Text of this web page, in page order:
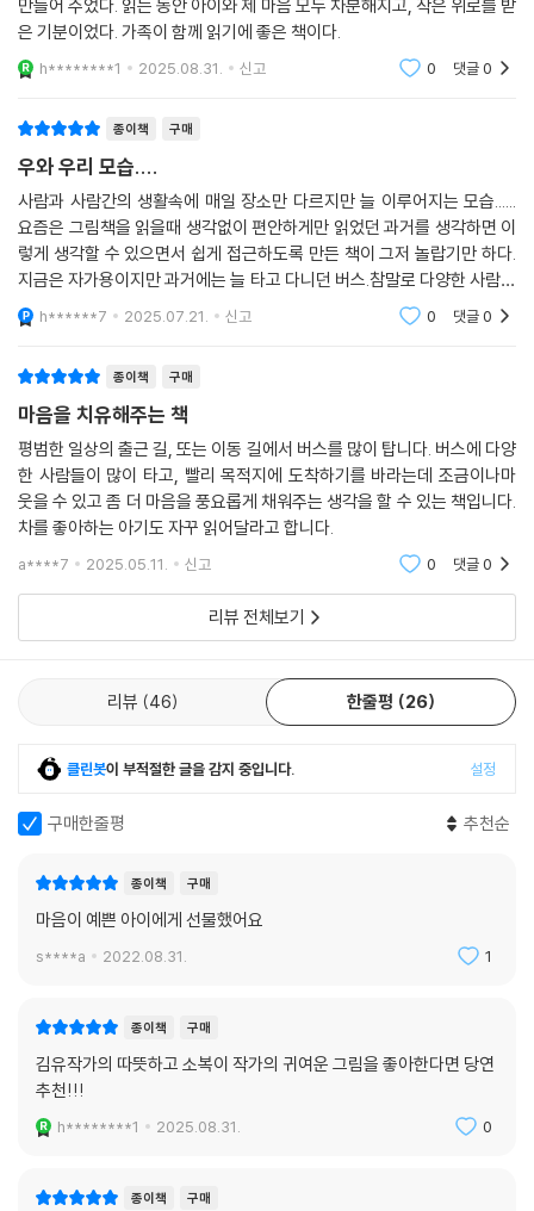
『마음버스』를 보다 보면 네모 칸이 자주 등장하는 것을 볼 수 있습니다. 선
으로 사방이 막힌 사각 틀 안에 각각의 사람이 들어가 있어요. 소복이 작가
는 이웃과 소통이 되지 않는 ‘단절’이라는 의미를 틀 안의 사람들로 표현했
의 이야기도 새어나가지 않지요.
그런데 마음버스를 탄 어느 순간, 버스의 네모나 창문으로부터 바람이 드
나들고 꽃잎이 사방으로 떨어지듯 사람들이 마음을 주고받습니다. 이때 저
마다의 사각 틀은 사라지고 하나의 장면 속에서 모두가 소통을 하지요. 그
리고 이어지는 장면에서는 사람들이 마을버스에서 내리고 있습니다. 이때
선을 밟아 넘어서고 있거든요. 이제 사람들은 어디서든 틀 밖으로 자신의
만들어 주었다. 읽는 동안 아이와 제 마음 모두 차분해지고, 작은 위로를 받
은 기분이었다. 가족이 함께 읽기에 좋은 책이다.
h********1 2025.08.31. 신고 0 댓글0
종이책 구매
우와 우리 모습....
사람과 사람간의 생활속에 매일 장소만 다르지만 늘 이루어지는 모습......
요즘은 그림책을 읽을때 생각없이 편안하게만 읽었던 과거를 생각하면 이
렇게 생각할 수 있으면서 쉽게 접근하도록 만든 책이 그저 놀랍기만 하다.
지금은 자가용이지만 과거에는 늘 타고 다니던 버스.참말로 다양한 사람들
을 만나면서도 너무나도 개인적인 공간을 이루어 간다.한공간에서 너무 외
로운......
h******7 2025.07.21. 신고 0 댓글0
종이책 구매
마음을 치유해주는 책
평범한 일상의 출근 길, 또는 이동 길에서 버스를 많이 탑니다. 버스에 다양
한 사람들이 많이 타고, 빨리 목적지에 도착하기를 바라는데 조금이나마
웃을 수 있고 좀 더 마음을 풍요롭게 채워주는 생각을 할 수 있는 책입니다.
차를 좋아하는 아기도 자꾸 읽어달라고 합니다.
a****7 2025.05.11. 신고 0 댓글0
리뷰 전체보기
리뷰 46 한줄평 26
클린봇이 부적절한 글을 감지 중입니다. 설정
구매한줄평 추천순
종이책 구매
마음이 예쁜 아이에게 선물했어요
s****a 2022.08.31. 1
종이책 구매
김유작가의 따뜻하고 소복이 작가의 귀여운 그림을 좋아한다면 당연
추천!!!
h********1 2025.08.31. 0
종이책 구매